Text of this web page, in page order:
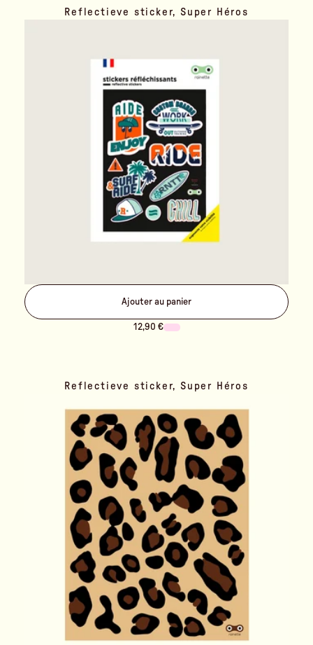
Reflectieve sticker, Super Héros
Ajouter au panier
12,90 €
Reflectieve sticker, Super Héros